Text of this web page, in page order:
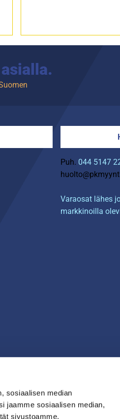
sosiaalisen median
jaamme sosiaalisen median,
sivustoamme.
Puh. 044 5147
Varaosat lähes
markkinoilla